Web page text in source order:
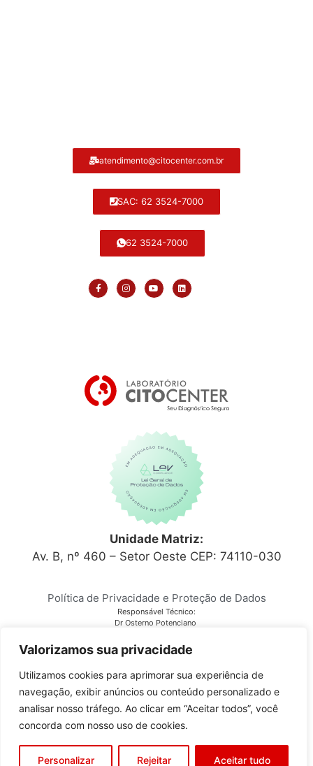
Valorizamos sua privacidade
Utilizamos cookies para aprimorar sua experiência de
navegação, exibir anúncios ou conteúdo personalizado e
analisar nosso tráfego. Ao clicar em “Aceitar todos”, você
concorda com nosso uso de cookies.
Personalizar Rejeitar Aceitar tudo
atendimento@citocenter.com.br
SAC: 62 3524-7000
62 3524-7000
Unidade Matriz:
Av. B, nº 460 – Setor Oeste CEP: 74110-030
Política de Privacidade e Proteção de Dados
Responsável Técnico:
Dr Osterno Potenciano
Laboratório Citocenter
CNPJ 03.810.678/0001-28
Copyright © 2023Citocenter. Todos os direitos reservados.
Desenvolvido porGO!Sites